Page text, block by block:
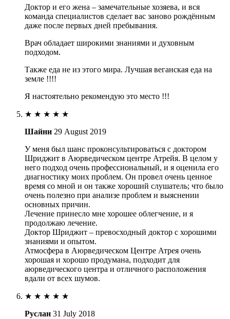
Доктор и его жена – замечательные хозяева, и вся
команда специалистов сделает вас заново рождённым
даже после первых дней пребывания.
Врач обладает широкими знаниями и духовным
подходом.
Также еда не из этого мира. Лучшая веганская еда на
земле !!!!
Я настоятельно рекомендую это место !!!
★ ★ ★ ★ ★
Шайни 29 August 2019
У меня был шанс проконсультироваться с доктором
Шриджит в Аюрведическом центре Атрейя. В целом у
него подход очень профессиональный, и я оценила его
диагностику моих проблем. Он провел очень ценное
время со мной и он также хороший слушатель; что было
очень полезно при анализе проблем и выяснении
основных причин.
Лечение принесло мне хорошее облегчение, и я
продолжаю лечение.
Доктор Шриджит – превосходный доктор с хорошими
знаниями и опытом.
Атмосфера в Аюрведическом Центре Атрея очень
хорошая и хорошо продумана, подходит для
аюрведического центра и отличного расположения
вдали от всех шумов.
★ ★ ★ ★ ★
Руслан 31 July 2018